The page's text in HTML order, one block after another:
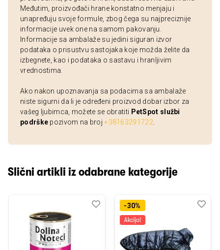
Međutim, proizvođači hrane konstatno menjaju i
unapređuju svoje formule, zbog čega su najpreciznije
informacije uvek one na samom pakovanju.
Informacije sa ambalaže su jedini siguran izvor
podataka o prisustvu sastojaka koje možda želite da
izbegnete, kao i podataka o sastavu i hranljivim
vrednostima.
Ako nakon upoznavanja sa podacima sa ambalaže
niste sigurni da li je određeni proizvod dobar izbor za
vašeg ljubimca, možete se obratiti PetSpot službi
podrške pozivom na broj+38163291722
Slični artikli iz odabrane kategorije
Dodaj
Uporedi-30%